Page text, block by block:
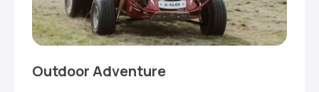
Outdoor Adventure